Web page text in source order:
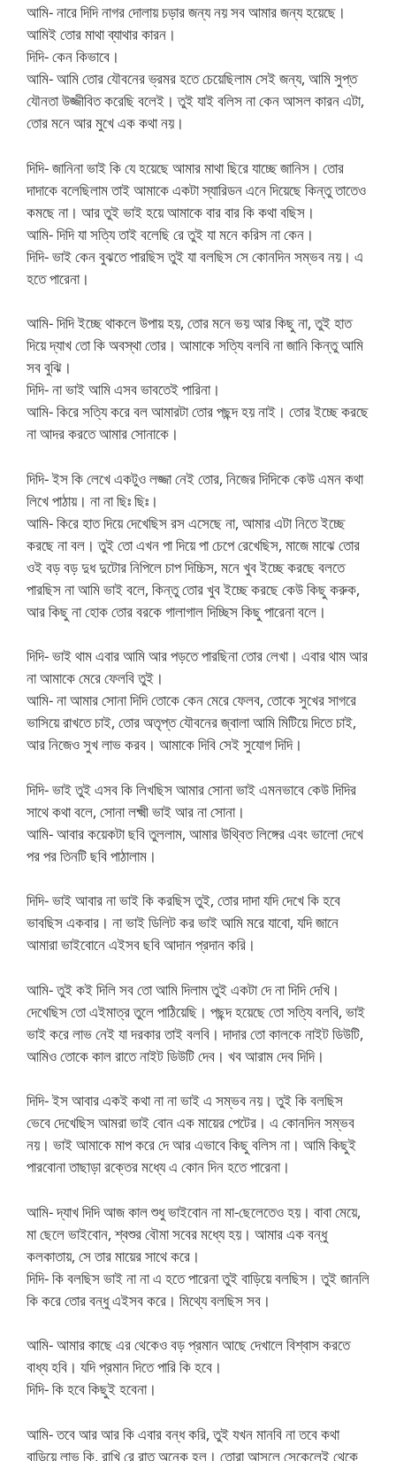
আমি- নারে দিদি নাগর দোলায় চড়ার জন্য নয় সব আমার জন্য হয়েছে।
আমিই তোর মাথা ব্যাথার কারন।
দিদি- কেন কিভাবে।
আমি- আমি তোর যৌবনের ভ্রমর হতে চেয়েছিলাম সেই জন্য, আমি সুপ্ত
যৌনতা উজ্জীবিত করেছি বলেই। তুই যাই বলিস না কেন আসল কারন এটা,
তোর মনে আর মুখে এক কথা নয়।
দিদি- জানিনা ভাই কি যে হয়েছে আমার মাথা ছিরে যাচ্ছে জানিস। তোর
দাদাকে বলেছিলাম তাই আমাকে একটা স্যারিডন এনে দিয়েছে কিন্তু তাতেও
কমছে না। আর তুই ভাই হয়ে আমাকে বার বার কি কথা বছিস।
আমি- দিদি যা সত্যি তাই বলেছি রে তুই যা মনে করিস না কেন।
দিদি- ভাই কেন বুঝতে পারছিস তুই যা বলছিস সে কোনদিন সম্ভব নয়। এ
হতে পারেনা।
আমি- দিদি ইচ্ছে থাকলে উপায় হয়, তোর মনে ভয় আর কিছু না, তুই হাত
দিয়ে দ্যাখ তো কি অবস্থা তোর। আমাকে সত্যি বলবি না জানি কিন্তু আমি
সব বুঝি।
দিদি- না ভাই আমি এসব ভাবতেই পারিনা।
আমি- কিরে সত্যি করে বল আমারটা তোর পছন্দ হয় নাই। তোর ইচ্ছে করছে
না আদর করতে আমার সোনাকে।
দিদি- ইস কি লেখে একটুও লজ্জা নেই তোর, নিজের দিদিকে কেউ এমন কথা
লিখে পাঠায়। না না ছিঃ ছিঃ।
আমি- কিরে হাত দিয়ে দেখেছিস রস এসেছে না, আমার এটা নিতে ইচ্ছে
করছে না বল। তুই তো এখন পা দিয়ে পা চেপে রেখেছিস, মাজে মাঝে তোর
ওই বড় বড় দুধ দুটোর নিপিলে চাপ দিচ্চিস, মনে খুব ইচ্ছে করছে বলতে
পারছিস না আমি ভাই বলে, কিন্তু তোর খুব ইচ্ছে করছে কেউ কিছু করুক,
আর কিছু না হোক তোর বরকে গালাগাল দিচ্ছিস কিছু পারেনা বলে।
দিদি- ভাই থাম এবার আমি আর পড়তে পারছিনা তোর লেখা। এবার থাম আর
না আমাকে মেরে ফেলবি তুই।
আমি- না আমার সোনা দিদি তোকে কেন মেরে ফেলব, তোকে সুখের সাগরে
ভাসিয়ে রাখতে চাই, তোর অতৃপ্ত যৌবনের জ্বালা আমি মিটিয়ে দিতে চাই,
আর নিজেও সুখ লাভ করব। আমাকে দিবি সেই সুযোগ দিদি।
দিদি- ভাই তুই এসব কি লিখছিস আমার সোনা ভাই এমনভাবে কেউ দিদির
সাথে কথা বলে, সোনা লক্ষ্মী ভাই আর না সোনা।
আমি- আবার কয়েকটা ছবি তুললাম, আমার উথ্বিত লিঙ্গের এবং ভালো দেখে
পর পর তিনটি ছবি পাঠালাম।
দিদি- ভাই আবার না ভাই কি করছিস তুই, তোর দাদা যদি দেখে কি হবে
ভাবছিস একবার। না ভাই ডিলিট কর ভাই আমি মরে যাবো, যদি জানে
আমারা ভাইবোনে এইসব ছবি আদান প্রদান করি।
আমি- তুই কই দিলি সব তো আমি দিলাম তুই একটা দে না দিদি দেখি।
দেখেছিস তো এইমাত্র তুলে পাঠিয়েছি। পছন্দ হয়েছে তো সত্যি বলবি, ভাই
ভাই করে লাভ নেই যা দরকার তাই বলবি। দাদার তো কালকে নাইট ডিউটি,
আমিও তোকে কাল রাতে নাইট ডিউটি দেব। খব আরাম দেব দিদি।
দিদি- ইস আবার একই কথা না না ভাই এ সম্ভব নয়। তুই কি বলছিস
ভেবে দেখেছিস আমরা ভাই বোন এক মায়ের পেটের। এ কোনদিন সম্ভব
নয়। ভাই আমাকে মাপ করে দে আর এভাবে কিছু বলিস না। আমি কিছুই
পারবোনা তাছাড়া রক্তের মধ্যে এ কোন দিন হতে পারেনা।
আমি- দ্যাখ দিদি আজ কাল শুধু ভাইবোন না মা-ছেলেতেও হয়। বাবা মেয়ে,
মা ছেলে ভাইবোন, শ্বশুর বৌমা সবের মধ্যে হয়। আমার এক বন্ধু
কলকাতায়, সে তার মায়ের সাথে করে।
দিদি- কি বলছিস ভাই না না এ হতে পারেনা তুই বাড়িয়ে বলছিস। তুই জানলি
কি করে তোর বন্ধু এইসব করে। মিথ্যে বলছিস সব।
আমি- আমার কাছে এর থেকেও বড় প্রমান আছে দেখালে বিশ্বাস করতে
বাধ্য হবি। যদি প্রমান দিতে পারি কি হবে।
দিদি- কি হবে কিছুই হবেনা।
আমি- তবে আর আর কি এবার বন্ধ করি, তুই যখন মানবি না তবে কথা
বাড়িয়ে লাভ কি, রাখি রে রাত অনেক হল। তোরা আসলে সেকেলেই থেকে